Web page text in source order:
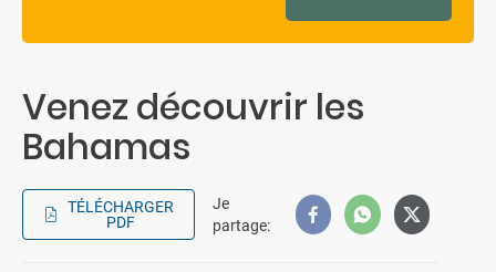
Venez découvrir les
Bahamas
TÉLÉCHARGER
PDF
Je
partage: